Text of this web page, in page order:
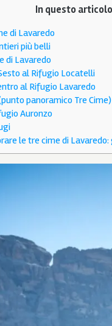
In questo
di Lavaredo
più belli
di Lavaredo
al Rifugio Locatelli
al Rifugio Lavaredo
panoramico Tre
Auronzo
le tre cime di